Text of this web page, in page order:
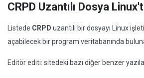
CRPD Uzantılı Dosya
Listede CRPD uzantılı bir dosyayı Linux
açabilecek bir program veritabanında
Editör editi: sitedeki bazı diğer benzer